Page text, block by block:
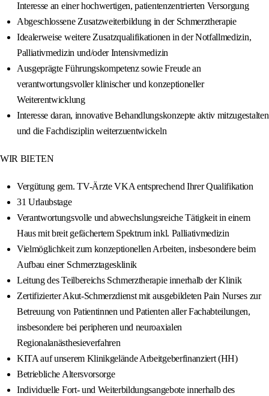
Interesse an einer hochwertigen, patientenzentrierten Versorgung
Abgeschlossene Zusatzweiterbildung in der Schmerztherapie
Idealerweise weitere Zusatzqualifikationen in der Notfallmedizin,
Palliativmedizin und/oder Intensivmedizin
Ausgeprägte Führungskompetenz sowie Freude an
verantwortungsvoller klinischer und konzeptioneller
Weiterentwicklung
Interesse daran, innovative Behandlungskonzepte aktiv mitzugestalten
und die Fachdisziplin weiterzuentwickeln
WIR BIETEN
Vergütung gem. TV-Ärzte VKA entsprechend Ihrer Qualifikation
31 Urlaubstage
Verantwortungsvolle und abwechslungsreiche Tätigkeit in einem
Haus mit breit gefächertem Spektrum inkl. Palliativmedizin
Vielmöglichkeit zum konzeptionellen Arbeiten, insbesondere beim
Aufbau einer Schmerztagesklinik
Leitung des Teilbereichs Schmerztherapie innerhalb der Klinik
Zertifizierter Akut-Schmerzdienst mit ausgebildeten Pain Nurses zur
Betreuung von Patientinnen und Patienten aller Fachabteilungen,
insbesondere bei peripheren und neuroaxialen
Regionalanästhesieverfahren
KITA auf unserem Klinikgelände Arbeitgeberfinanziert (HH)
Betriebliche Altersvorsorge
Individuelle Fort- und Weiterbildungsangebote innerhalb des